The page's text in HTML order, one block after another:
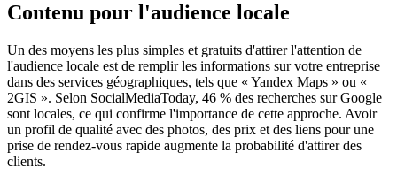
Contenu pour l'audience locale
Un des moyens les plus simples et gratuits d'attirer l'attention de
l'audience locale est de remplir les informations sur votre entreprise
dans des services géographiques, tels que « Yandex Maps » ou «
2GIS ». Selon SocialMediaToday, 46 % des recherches sur Google
sont locales, ce qui confirme l'importance de cette approche. Avoir
un profil de qualité avec des photos, des prix et des liens pour une
prise de rendez-vous rapide augmente la probabilité d'attirer des
clients.